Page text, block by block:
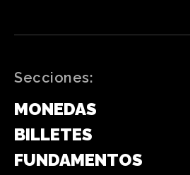
Secciones:
MONEDAS
BILLETES
FUNDAMENTOS